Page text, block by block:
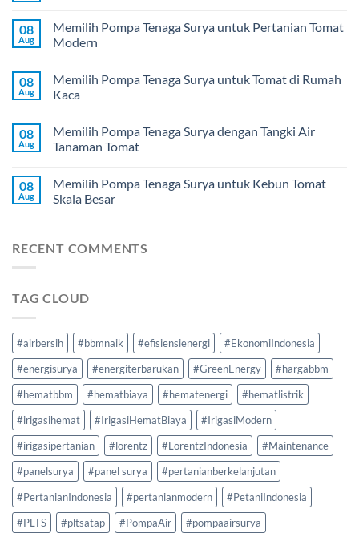
08
Aug
Memilih Pompa Tenaga Surya untuk Pertanian Tomat
Modern
08
Aug
Memilih Pompa Tenaga Surya untuk Tomat di Rumah
Kaca
08
Aug
Memilih Pompa Tenaga Surya dengan Tangki Air
Tanaman Tomat
08
Aug
Memilih Pompa Tenaga Surya untuk Kebun Tomat
Skala Besar
RECENT COMMENTS
TAG CLOUD
#airbersih #bbmnaik #efisiensienergi
#EkonomiIndonesia
#energisurya
#energiterbarukan #GreenEnergy
#hargabbm
#hematbbm
#hematbiaya #hematenergi
#hematlistrik
#irigasihemat
#IrigasiHematBiaya
#IrigasiModern
#irigasipertanian
#lorentz #LorentzIndonesia
#Maintenance
#panelsurya
#panel surya
#pertanianberkelanjutan
#PertanianIndonesia
#pertanianmodern
#PetaniIndonesia
#PLTS
#pltsatap #PompaAir
#pompaairsurya